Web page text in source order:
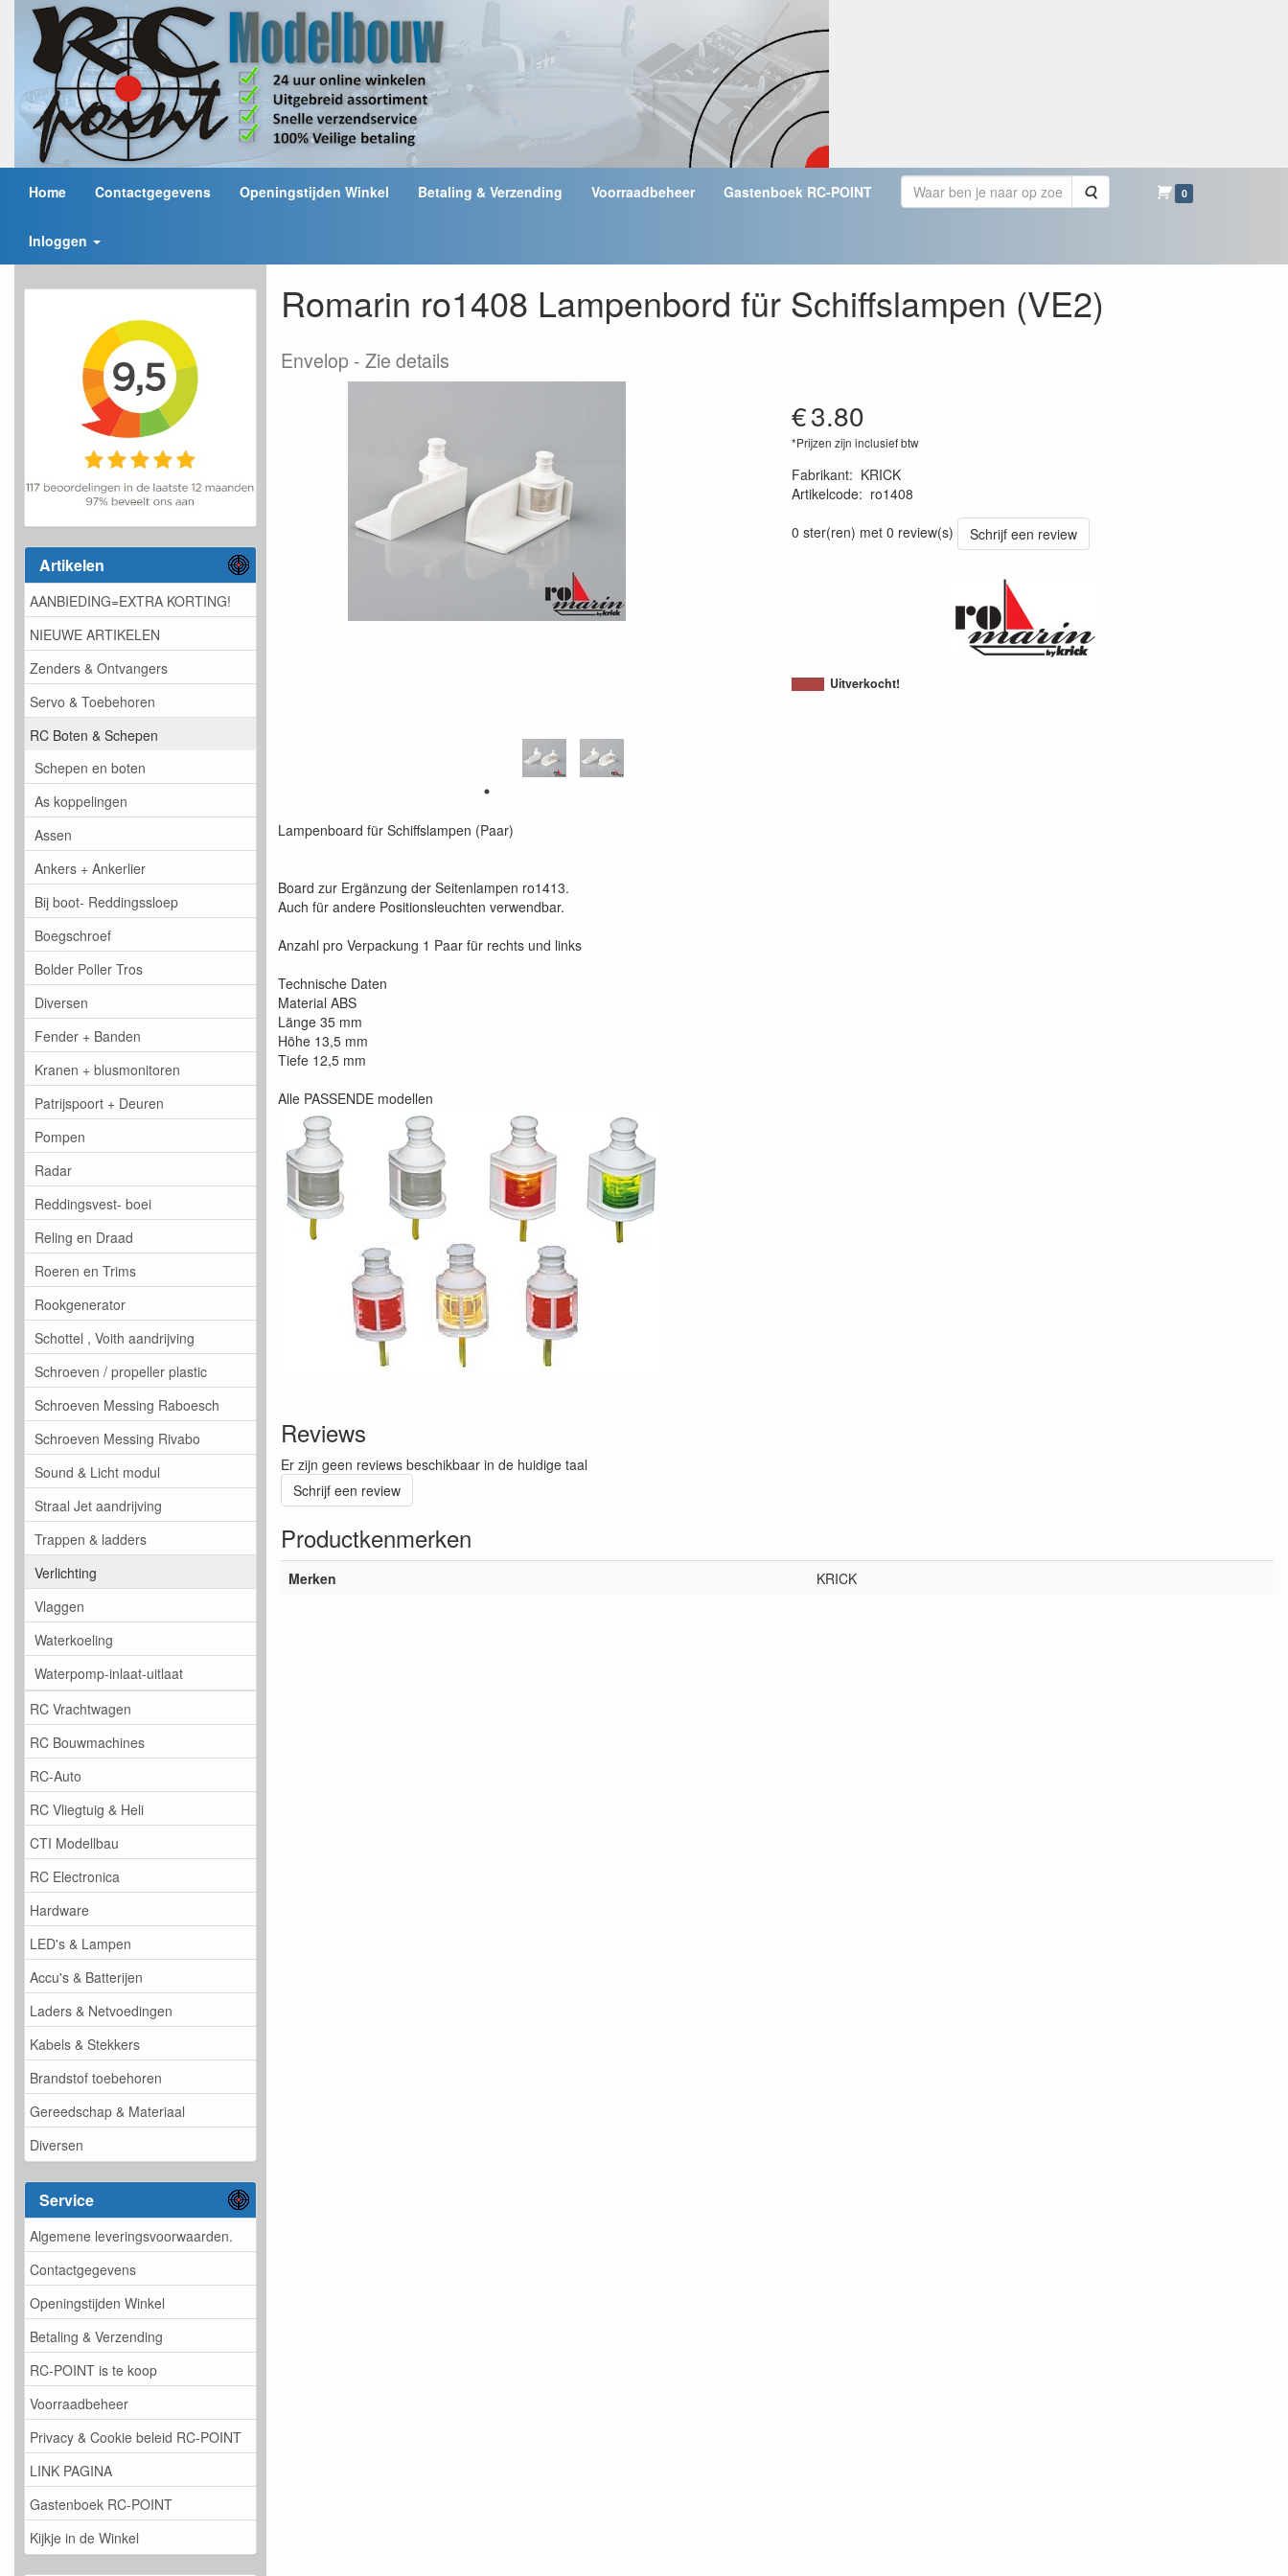
Home Contactgegevens Openingstijden Winkel Betaling & Verzending Voorraadbeheer Gastenboek RC-POINT Zoeken 0
Inloggen
Artikelen
AANBIEDING=EXTRA KORTING!
NIEUWE ARTIKELEN
Zenders & Ontvangers
Servo & Toebehoren
RC Boten & Schepen
Schepen en boten
As koppelingen
Assen
Ankers + Ankerlier
Bij boot- Reddingssloep
Boegschroef
Bolder Poller Tros
Diversen
Fender + Banden
Kranen + blusmonitoren
Patrijspoort + Deuren
Pompen
Radar
Reddingsvest- boei
Reling en Draad
Roeren en Trims
Rookgenerator
Schottel , Voith aandrijving
Schroeven / propeller plastic
Schroeven Messing Raboesch
Schroeven Messing Rivabo
Sound & Licht modul
Straal Jet aandrijving
Trappen & ladders
Verlichting
Vlaggen
Waterkoeling
Waterpomp-inlaat-uitlaat
RC Vrachtwagen
RC Bouwmachines
RC-Auto
RC Vliegtuig & Heli
CTI Modellbau
RC Electronica
Hardware
LED's & Lampen
Accu's & Batterijen
Laders & Netvoedingen
Kabels & Stekkers
Brandstof toebehoren
Gereedschap & Materiaal
Diversen
Service
Algemene leveringsvoorwaarden.
Contactgegevens
Openingstijden Winkel
Betaling & Verzending
RC-POINT is te koop
Voorraadbeheer
Privacy & Cookie beleid RC-POINT
LINK PAGINA
Gastenboek RC-POINT
Kijkje in de Winkel
Romarin ro1408 Lampenbord für Schiffslampen (VE2)
Envelop Zie details
€3.80
*Prijzen zijn inclusief btw
Fabrikant: KRICK
Artikelcode: ro1408
0 ster(ren) met 0 review(s)
Schrijf een review
Uitverkocht!
Lampenboard für Schiffslampen (Paar)
Board zur Ergänzung der Seitenlampen ro1413.
Auch für andere Positionsleuchten verwendbar.
Anzahl pro Verpackung 1 Paar für rechts und links
Technische Daten
Material ABS
Länge 35 mm
Höhe 13,5 mm
Tiefe 12,5 mm
Alle PASSENDE modellen
Reviews
Er zijn geen reviews beschikbaar in de huidige taal
Schrijf een review
Productkenmerken
Merken KRICK